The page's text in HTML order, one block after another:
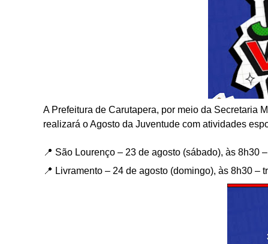
A Prefeitura de Carutapera, por meio da Secretaria
realizará o Agosto da Juventude com atividades
📍 São Lourenço – 23 de agosto (sábado), às 8h30
📍 Livramento – 24 de agosto (domingo), às 8h30 –